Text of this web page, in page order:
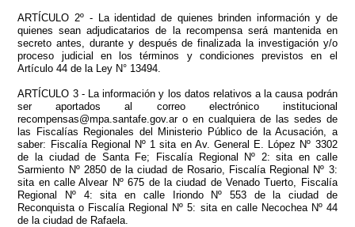
ARTÍCULO 2º - La identidad de quienes brinden información y de
quienes sean adjudicatarios de la recompensa será mantenida en
secreto antes, durante y después de finalizada la investigación y/o
proceso judicial en los términos y condiciones previstos en el
Artículo 44 de la Ley N° 13494.
ARTÍCULO 3 - La información y los datos relativos a la causa podrán
ser aportados al correo electrónico institucional
recompensas@mpa.santafe.gov.ar o en cualquiera de las sedes de
las Fiscalías Regionales del Ministerio Público de la Acusación, a
saber: Fiscalía Regional Nº 1 sita en Av. General E. López Nº 3302
de la ciudad de Santa Fe; Fiscalía Regional Nº 2: sita en calle
Sarmiento Nº 2850 de la ciudad de Rosario, Fiscalía Regional Nº 3:
sita en calle Alvear Nº 675 de la ciudad de Venado Tuerto, Fiscalía
Regional Nº 4: sita en calle Iriondo Nº 553 de la ciudad de
Reconquista o Fiscalía Regional Nº 5: sita en calle Necochea Nº 44
de la ciudad de Rafaela.